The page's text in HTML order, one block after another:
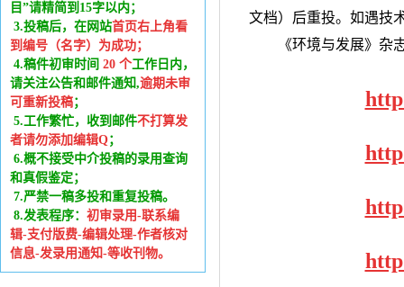
目”请精简到15字以内；
3.投稿后，在网站首页右上角看
到编号（名字）为成功；
4.稿件初审时间 20 个工作日内 ，
请关注公告和邮件通知,逾期未审
可重新投稿；
5.工作繁忙，收到邮件不打算发
者请勿添加编辑Q；
6.概不接受中介投稿的录用查询
和真假鉴定；
7.严禁一稿多投和重复投稿。
8.发表程序： 初审录用-联系编
辑-支付版费-编辑处理-作者核对
信息-发录用通知-等收刊物。
文档）后重投。如遇技
《环境与发展》杂